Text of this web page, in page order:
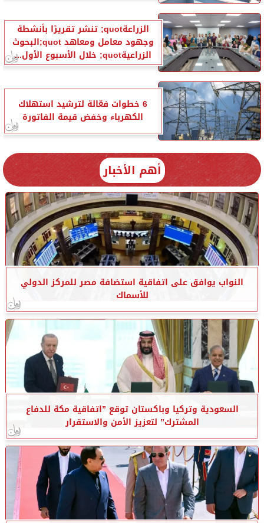
الزراعةquot; تنشر تقريرًا بأنشطة
وجهود معامل ومعاهد quot;البحوث
الزراعيةquot; خلال الأسبوع الأول...
6 خطوات فعّالة لترشيد استهلاك
الكهرباء وخفض قيمة الفاتورة
أهم الأخبار
النواب يوافق على اتفاقية استضافة مصر للمركز الدولي
للأسماك
السعودية وتركيا وباكستان توقع ”اتفاقية مكة للدفاع
المشترك” لتعزيز الأمن والاستقرار